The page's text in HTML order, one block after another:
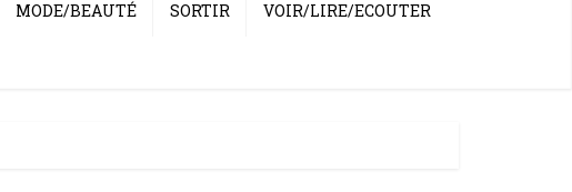
MODE/BEAUTÉ SORTIR VOIR/LIRE/ECOUTER